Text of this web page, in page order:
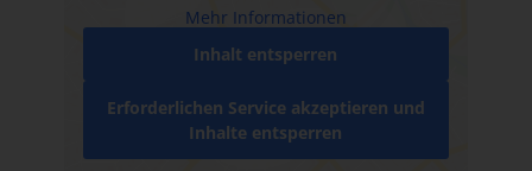
Mehr Informationen
Inhalt entsperren
Erforderlichen Service akzeptieren und
Inhalte entsperren